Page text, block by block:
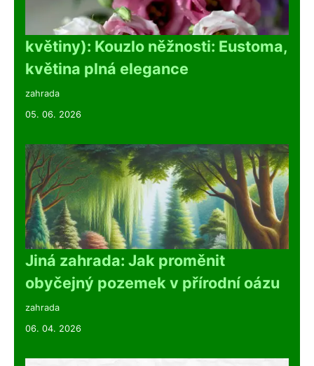
květiny): Kouzlo něžnosti: Eustoma,
květina plná elegance
zahrada
05. 06. 2026
Jiná zahrada: Jak proměnit
obyčejný pozemek v přírodní oázu
zahrada
06. 04. 2026